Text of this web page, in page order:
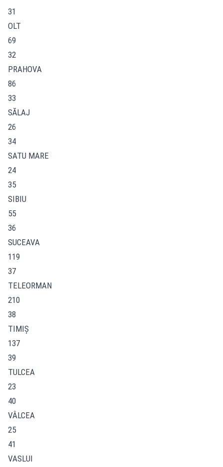
31
OLT
69
32
PRAHOVA
86
33
SĂLAJ
26
34
SATU MARE
24
35
SIBIU
55
36
SUCEAVA
119
37
TELEORMAN
210
38
TIMIŞ
137
39
TULCEA
23
40
VÂLCEA
25
41
VASLUI